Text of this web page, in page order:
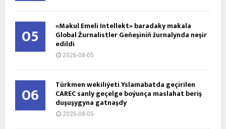
05 «Makul Emeli Intellekt» baradaky makala
Global Žurnalistler Geňeşiniň žurnalynda neşir
edildi
2026-08-05
06 Türkmen wekiliýeti Yslamabatda geçirilen
CAREC sanly geçelge boýunça maslahat beriş
duşuşygyna gatnaşdy
2026-08-05